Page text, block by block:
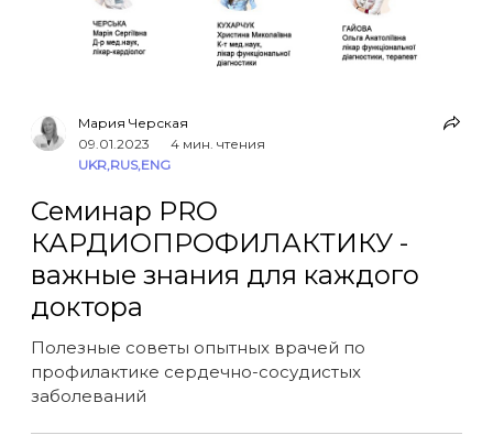
Мария Черская
09.01.2023
4 мин. чтения
UKR,RUS,ENG
Семинар PRO
КАРДИОПРОФИЛАКТИКУ -
важные знания для каждого
доктора
Полезные советы опытных врачей по
профилактике сердечно-сосудистых
заболеваний